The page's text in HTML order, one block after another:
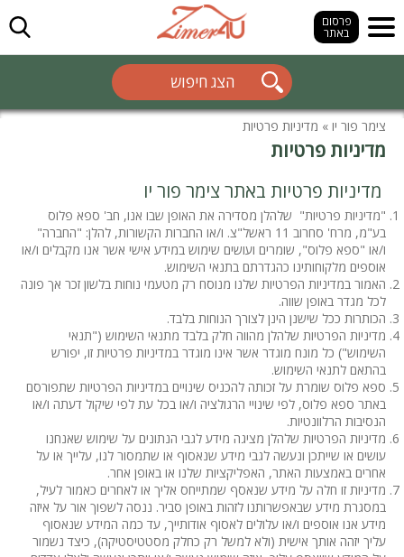
פרסום
באתר
הצג חיפוש
חפש
צימר פור יו » מדיניות פרטיות
מדיניות פרטיות
מדיניות פרטיות באתר צימר פור יו
"מדיניות פרטיות" שלהלן מסדירה את האופן שבו אנו, חב' ספא פלוס
בע"מ, מרח' סחרוב 11 ראשל"צ. ו/או החברות הקשורות, להלן: "החברה"
ו/או "ספא פלוס", שומרים ועושים שימוש במידע אישי אשר אנו מקבלים ו/או
אוספים מלקוחותינו כהגדרתם בתנאי השימוש.
האמור במדיניות הפרטיות שלנו מנוסח רק מטעמי נוחות בלשון זכר אך פונה
לכל מגדר באופן שווה.
הכותרות ככל שישנן הינן לצורך הנוחות בלבד.
מדיניות הפרטיות שלהלן מהווה חלק בלבד מתנאי השימוש ("תנאי
השימוש") כל מונח מוגדר אשר אינו מוגדר במדיניות פרטיות זו, יפורש
בהתאם לתנאי השימוש.
ספא פלוס שומרת על זכותה להכניס שינויים במדיניות הפרטיות שתפורסם
באתר ספא פלוס, לפי שינויי הרגולציה ו/או בכל עת לפי שיקול דעתה ו/או
הנסיבות הרלוונטיות.
מדיניות הפרטיות שלהלן מציגה מידע לגבי הנתונים על שימוש שאנחנו
עושים או שייתכן ונעשה לגבי מידע שנאסוף או שתמסור לנו, עלייך או על
אחרים באמצעות האתר, האפליקציות שלנו או באופן אחר.
מדיניות זו חלה על מידע שנאסף שמתייחס אליך או לאחרים כאמור לעיל,
במסגרת מידע שבאפשרותנו לזהות באופן סביר. ננסה לשפוך אור על איזה
מידע אנו אוספים ו/או עלולים לאסוף אודותייך, עד כמה המידע שנאסוף
עליך יזהה אותך אישית (ולא למשל רק כחלק מסטטיסטיקה), כיצד נשמור